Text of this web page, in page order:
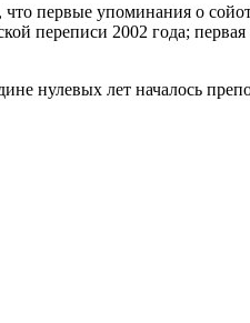
первые упоминания о
переписи 2002 года;
нулевых лет началось